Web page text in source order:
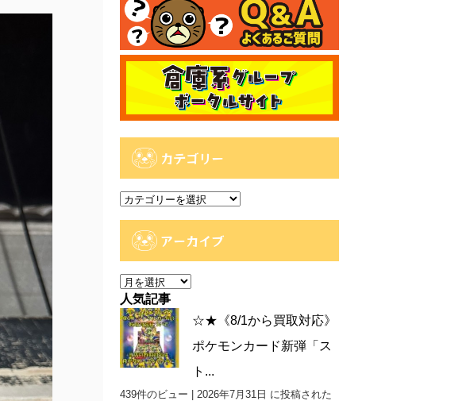
カテゴリー
カ
アーカイブ
ア
ー
カ
イ
ブ
人気記事
☆★《8/1から買取対応》
ポケモンカード新弾「ス
ト...
439件のビュー | 2026年7月31日 に投稿された